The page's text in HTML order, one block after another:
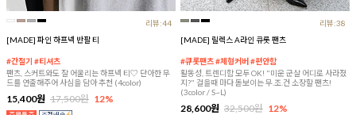
리뷰:44
[MADE] 파인 하프넥 반팔 티
#간절기 #티셔츠
팬츠, 스커트와도 잘 어울리는 하프넥 티♡ 단아한 무
드를 연출해주어 사심을 담아 추천 (4color)
15,400원 17,500원 12%
리뷰:38
[MADE] 릴렉스 A라인 큐롯 팬츠
#큐롯팬츠 #체형커버 #편안함
활동성, 트렌디함 모두 OK! "미운 군살 어디로 사라졌
지?" 걸을때 마다 돋보이는 무.조.건 소장할 팬츠!
(3color / S~L)
28,600원 32,500원 12%